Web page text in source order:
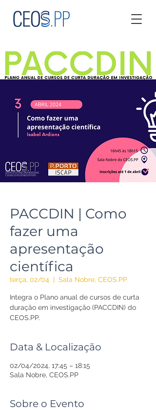
PACCDIN | Como
fazer uma
apresentação
científica
terça, 02/04
  |
Sala Nobre, CEOS.PP
Integra o Plano anual de cursos de curta
duração em investigação (PACCDIN) do
CEOS.PP.
Data & Localização
02/04/2024, 17:45 – 18:15
Sala Nobre, CEOS.PP
Sobre o Evento